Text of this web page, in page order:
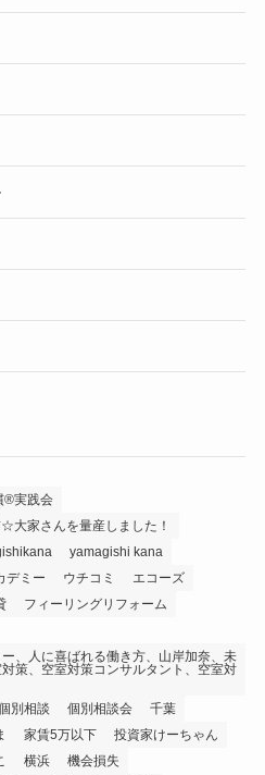
®️実践会
大家さんを量産しました！
yamagishi kana
デミー ウチコミ
エコーズ
フィーリングリフォーム
、人に喜ばれる働き方、山岸加奈、未
策、空室対策コンサルタント、空室対
別相談 個別相談会
千葉
家賃5万以下
投資家けーちゃん
横浜
機会損失